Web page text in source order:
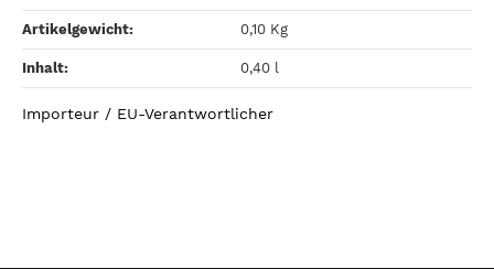
Artikelgewicht‍: 0,10 Kg
Inhalt‍: 0,40 l
Importeur / EU-Verantwortlicher